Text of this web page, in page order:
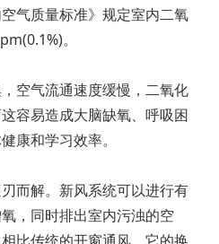
气质量标准》规定室内二氧
。
空气流通速度缓慢，二氧化
容易造成大脑缺氧、呼吸困
康和学习效率。
而解。新风系统可以进行有
，同时排出室内污浊的空